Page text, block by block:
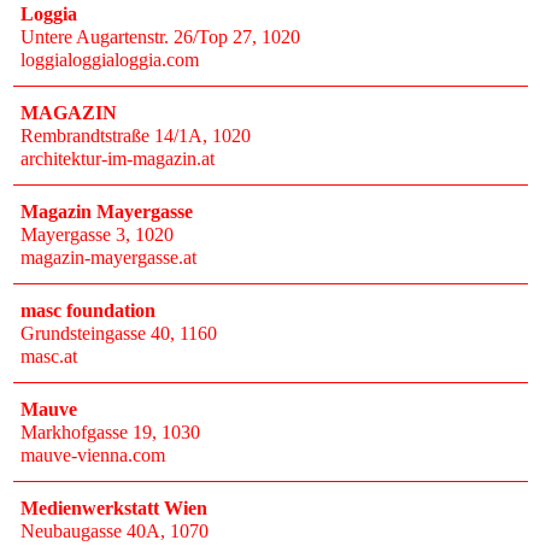
Loggia
Untere Augartenstr. 26/Top 27, 1020
loggialoggialoggia.com
MAGAZIN
Rembrandtstraße 14/1A, 1020
architektur-im-magazin.at
Magazin Mayergasse
Mayergasse 3, 1020
magazin-mayergasse.at
masc foundation
Grundsteingasse 40, 1160
masc.at
Mauve
Markhofgasse 19, 1030
mauve-vienna.com
Medienwerkstatt Wien
Neubaugasse 40A, 1070